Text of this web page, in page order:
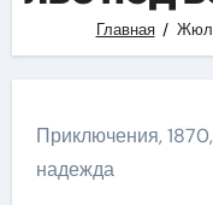
Главная
Приключения,
надежда